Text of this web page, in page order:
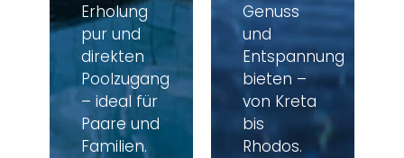
Erholung
pur und
direkten
Poolzugang
– ideal für
Paare und
Familien.
Genuss
und
Entspannung
bieten –
von Kreta
bis
Rhodos.